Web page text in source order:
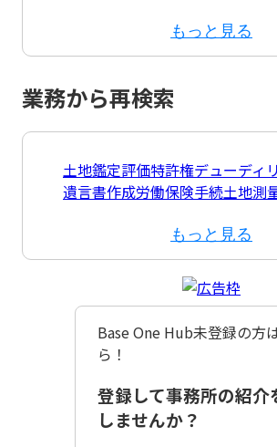
もっと見る
業務から再検索
土地鑑定評価特許権デューディ
遺言書作成労働保険手続土地測
もっと見る
Base One Hub未登録の方
ら！
登録して事務所の紹介
しませんか？